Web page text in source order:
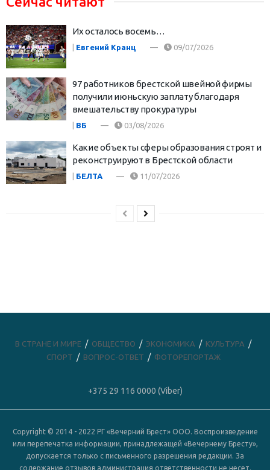
Их осталось восемь…
Евгений Кранц 09/07/2026
97 работников брестской швейной фирмы
получили июньскую заплату благодаря
вмешательству прокуратуры
| ВБ 03/08/2026
Какие объекты сферы образования строят и
реконструируют в Брестской области
| БЕЛТА 11/07/2026
В СТРАНЕ И МИРЕ ОБЩЕСТВО ЭКОНОМИКА
КУЛЬТУРА
СПОРТ
ВОПРОС-ОТВЕТ ФОТОРЕПОРТАЖ
+375 29 116 0000 (Viber)
Copyright © 2014 - 2022 РГ «Вечерний Брест» ООО. Воспроизведение
или перепечатка информации, принадлежащей «Вечернему Бресту»,
допускается только с письменного разрешения редакции. За
содержание отзывов администрация ответственности не несет.